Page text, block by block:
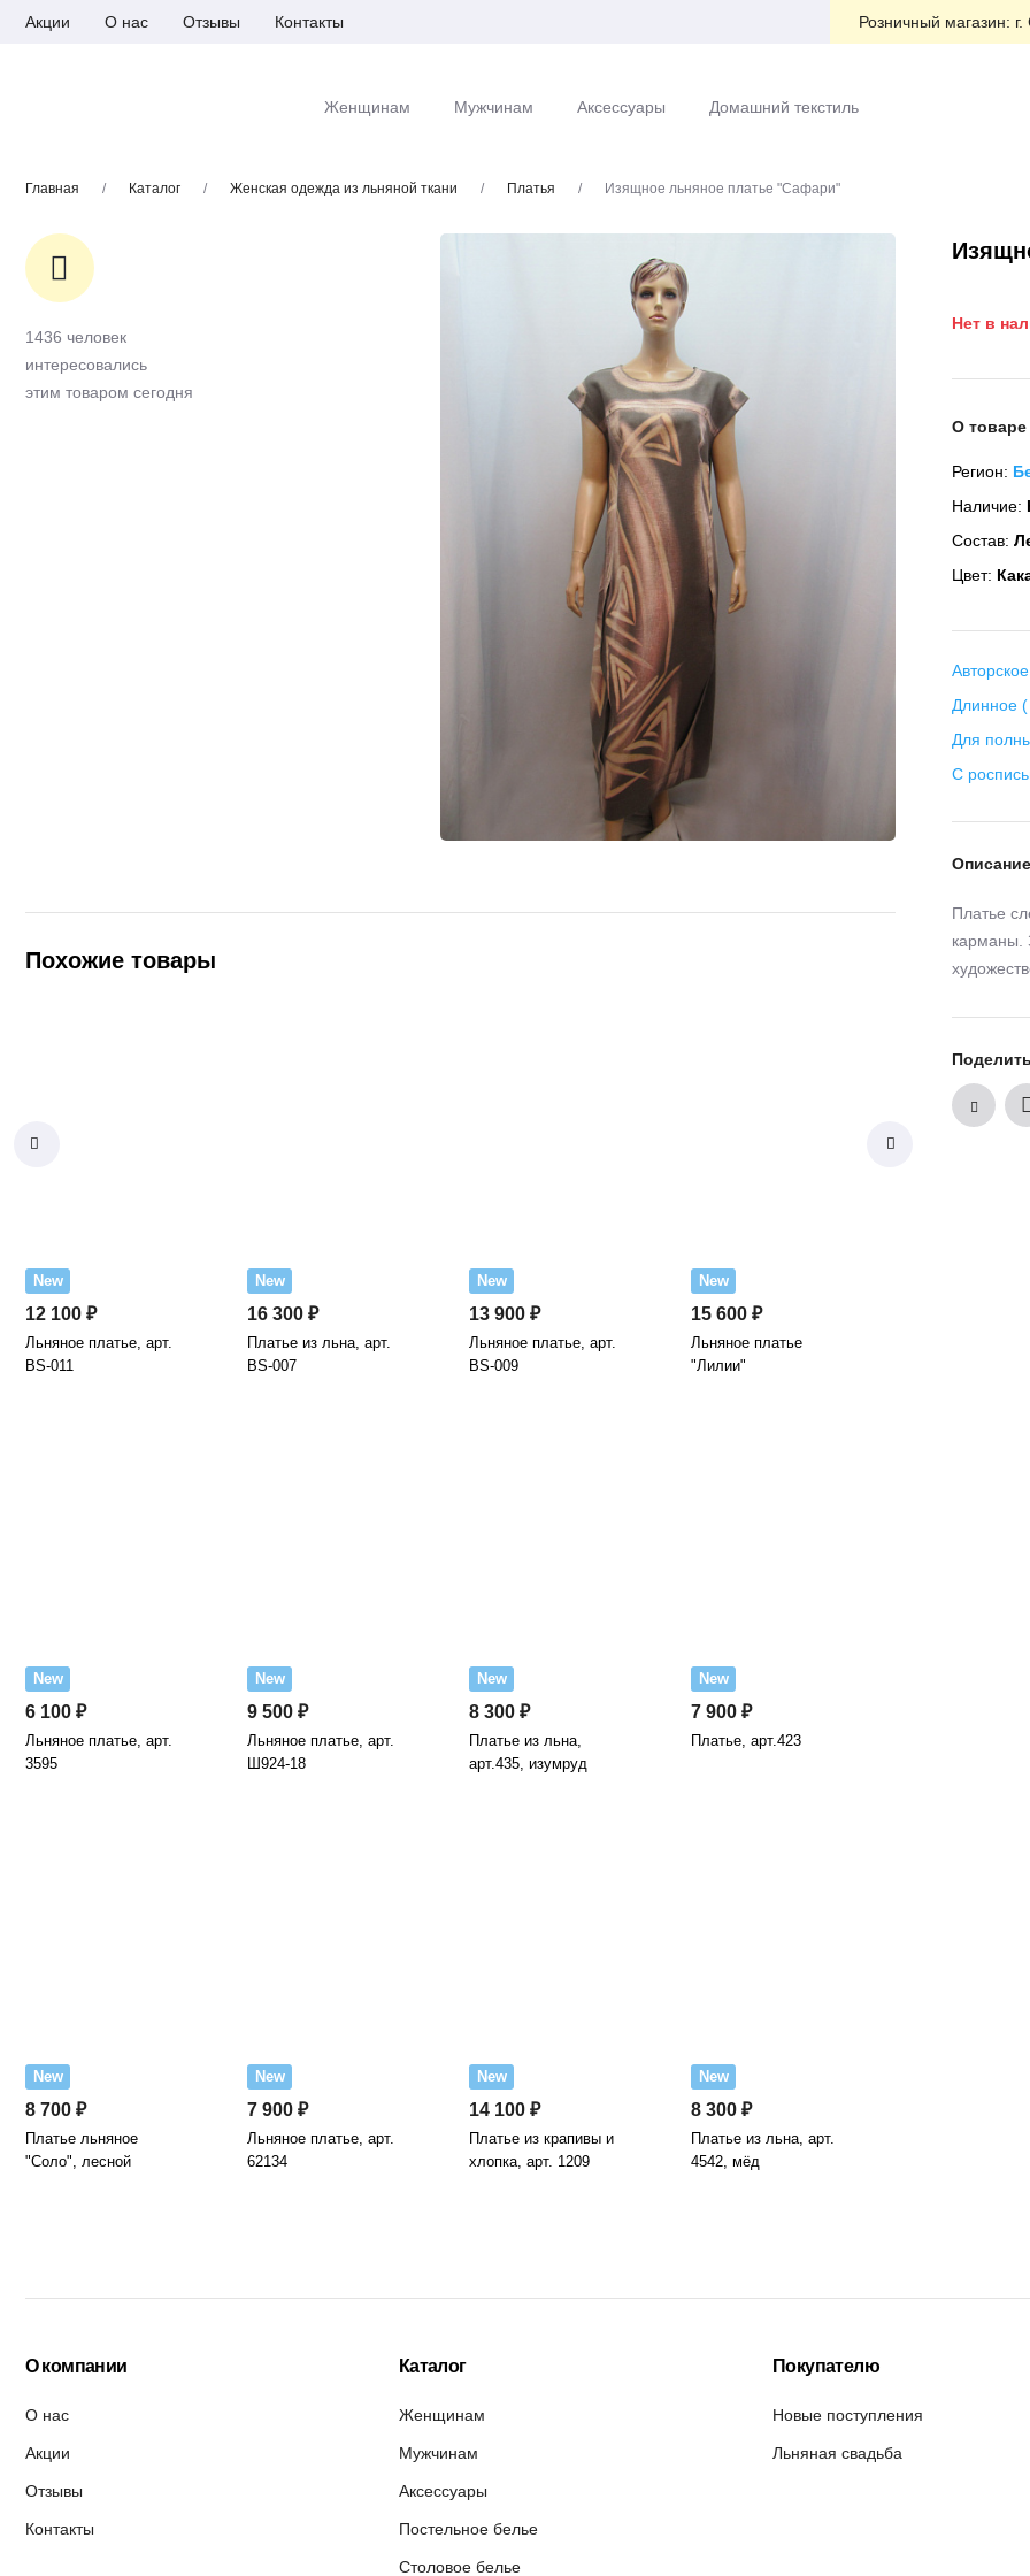
Акции О нас Отзывы Контакты Розничный магазин:
Женщинам Мужчинам Аксессуары Домашний текстиль
Главная / Каталог / Женская одежда из льняной ткани / Платья / Изящное льняное платье "Сафари"
Нет в
О товаре
Регион:
Наличие:
Состав:
Цвет:
Длинное
Для
С
Платье
карманы.
1436 человек
интересовались
этим товаром сегодня
Похожие товары
New
12 100 ₽
Льняное платье, арт.
BS-011
New
16 300 ₽
Платье из льна, арт.
BS-007
New
13 900 ₽
Льняное платье, арт.
BS-009
New
15 600 ₽
Льняное платье
"Лилии"
New
6 100 ₽
Льняное платье, арт.
3595
New
9 500 ₽
Льняное платье, арт.
Ш924-18
New
8 300 ₽
Платье из льна,
арт.435, изумруд
New
7 900 ₽
Платье, арт.423
New
8 700 ₽
Платье льняное
"Соло", лесной
New
7 900 ₽
Льняное платье, арт.
62134
New
14 100 ₽
Платье из крапивы и
хлопка, арт. 1209
New
8 300 ₽
Платье из льна, арт.
4542, мёд
О компании
О нас
Акции
Отзывы
Контакты
Каталог
Женщинам
Мужчинам
Аксессуары
Постельное белье
Столовое белье
Покупателю
Новые поступления
Льняная свадьба